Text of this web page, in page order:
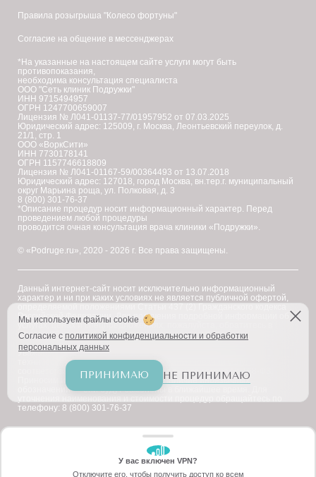
Правила розыгрыша "Колесо фортуны"
Согласие на общение в мессенджерах
*На указанные на настоящем сайте услуги могут быть
противопоказания,
необходима консультация специалиста
ООО "Сеть клиник Подружки"
ИНН 9715494957
ОГРН 1247700659007
Лицензия № Л041-01137-77/01957952 от 07.03.2025
Юридический адрес: 125009, г. Москва, Леонтьевский переулок, д.
21/1, стр. 1
ООО «ВоркСити»
ИНН 7730178141
ОГРН 1157746618809
Лицензия № Л041-01167-59/00364493 от 13.07.2018
Юридический адрес: 127018, город Москва, вн.тер.г. муниципальный
округ Марьина роща, ул. Полковая, д. 3
8 (800) 301-76-37
*Описание процедур носит информационный характер. Перед
проведением любой процедуры
проводится очная консультация врача клиники «Подружки».
© «Podruge.ru», 2020 - 2026 г. Все права защищены.
Данный интернет-сайт носит исключительно информационный
характер и ни при каких условиях не является публичной офертой,
Российской Федерации. Для получения подробной информации об
услугах, ценах и спецпредложениях, пожалуйста, обратитесь в
клинику "Подружки".
Уважаемые клиенты! В настоящее время на сайте ведутся
технические работы по приведению наименований услуг в
соответствие с требованиями Федерального закона № 168-ФЗ.
Приносим извинения за возможное наличие иноязычных
обозначений — они будут заменены в ближайшее время. Для
телефону: 8 (800) 301-76-37
ЗАБЕРИТЕ СКИДКУ
Мы используем файлы cookie
Согласие с политикой конфиденциальности и обработки
персональных данных
ПРИНИМАЮ НЕ ПРИНИМАЮ
У вас включен VPN?
Отключите его, чтобы получить доступ ко всем